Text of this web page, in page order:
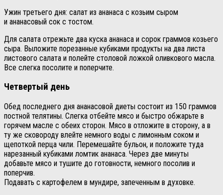
Ужин третьего дня: салат из ананаса с козьим сыром
и ананасовый сок с тостом.
Для салата отрежьте два куска ананаса и сорок граммов козьего
сыра. Выложите порезанные кубиками продукты на два листа
листового салата и полейте столовой ложкой оливкового масла.
Все слегка посолите и поперчите.
Четвертый день
Обед последнего дня ананасовой диеты состоит из 150 граммов
постной телятины. Слегка отбейте мясо и быстро обжарьте в
горячем масле с обеих сторон. Мясо в отложите в сторону, а в
ту же сковороду влейте немного воды с лимонным соком и
щепоткой перца чили. Перемешайте бульон, и положите туда
нарезанный кубиками ломтик ананаса. Через две минуты
добавьте мясо и тушите до готовности, немного посолив и
поперчив.
Подавать с картофелем в мундире, запеченным в духовке.